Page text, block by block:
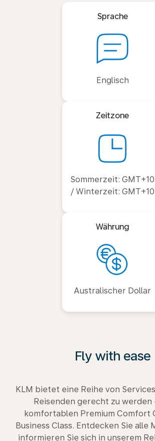
Sprache
Englisch
Zeitzone
Sommerzeit: GMT+10
/ Winterzeit: GMT+10
Währung
Australischer Dollar
Fly with ease
KLM bietet eine Reihe von
Reisenden gerecht zu werden
komfortablen Premium Comfort
Business Class. Entdecken Sie alle
informieren Sie sich in unserem